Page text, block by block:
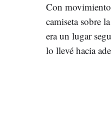
Con
camiseta sobre
era un lugar
lo llevé hacia